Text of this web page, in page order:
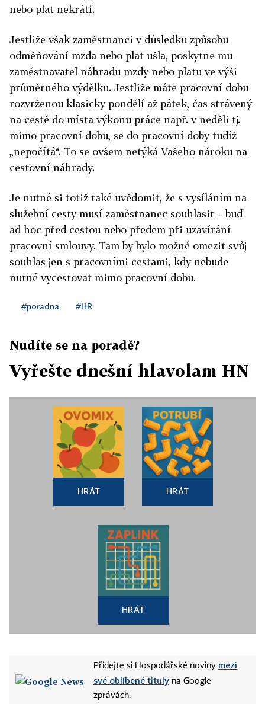
nebo plat nekrátí.
Jestliže však zaměstnanci v důsledku způsobu
odměňování mzda nebo plat ušla, poskytne mu
zaměstnavatel náhradu mzdy nebo platu ve výši
průměrného výdělku. Jestliže máte pracovní dobu
rozvrženou klasicky pondělí až pátek, čas strávený
na cestě do místa výkonu práce např. v neděli tj.
mimo pracovní dobu, se do pracovní doby tudíž
„nepočítá“. To se ovšem netýká Vašeho nároku na
cestovní náhrady.
Je nutné si totiž také uvědomit, že s vysíláním na
služební cesty musí zaměstnanec souhlasit – buď
ad hoc před cestou nebo předem při uzavírání
pracovní smlouvy. Tam by bylo možné omezit svůj
souhlas jen s pracovními cestami, kdy nebude
nutné vycestovat mimo pracovní dobu.
#poradna #HR
Nudíte se na poradě?
Vyřešte dnešní hlavolam HN
HRÁT HRÁT
HRÁT
Přidejte si Hospodářské noviny mezi
své oblíbené tituly na Google
zprávách.